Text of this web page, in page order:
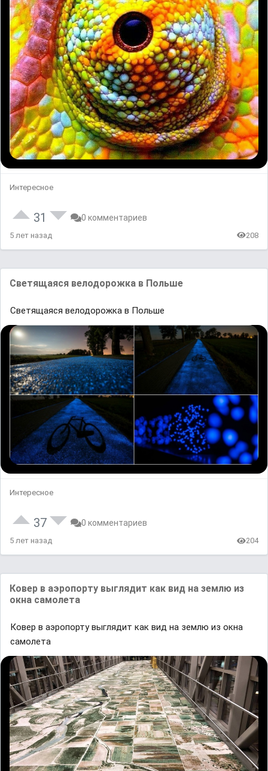
Интересное
31 0 комментариев
5 лет назад 208
Светящаяся велодорожка в Польше
Светящаяся велодорожка в Польше
Интересное
37 0 комментариев
5 лет назад 204
Ковер в аэропорту выглядит как вид на землю из
окна самолета
Ковер в аэропорту выглядит как вид на землю из окна
самолета